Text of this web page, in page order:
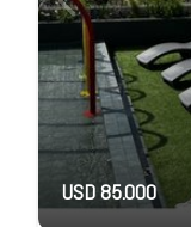
USD 85.000